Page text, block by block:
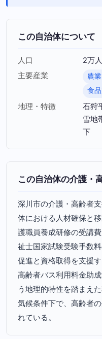
この自治体について
人口
2万人
主要産業
農
食
地理・特徴
石狩
雪地
下
この自治体の介護・
深川市の介護・高齢者
体における人材確保と
護職員養成研修の受講
祉士国家試験受験手数
促進と資格取得を支援
高齢者バス利用料金助
う地理的特性を踏まえ
気候条件下で、高齢者
れている。